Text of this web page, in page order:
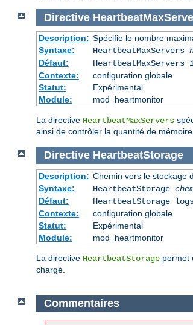
Directive
Description: Spécifie le nombre
Syntaxe:
HeartbeatMaxServers
Défaut:
HeartbeatMaxServers
Contexte:
configuration globale
Statut:
Expérimental
Module:
mod_heartmonitor
La directive HeartbeatMaxServers
ainsi de contrôler la quantité de
Directive HeartbeatStorage
Description: Chemin vers le stockage
Syntaxe:
HeartbeatStorage
Défaut:
HeartbeatStorage
Contexte:
configuration globale
Statut:
Expérimental
Module:
mod_heartmonitor
La directive HeartbeatStorage permet
chargé.
Commentaires